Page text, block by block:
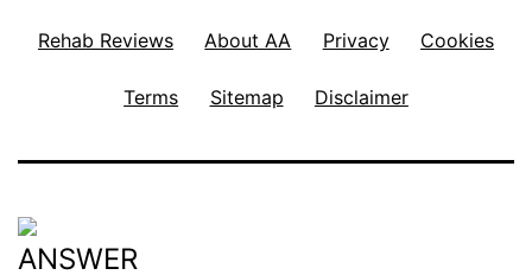
Rehab Reviews About AA Privacy Cookies
Terms Sitemap Disclaimer